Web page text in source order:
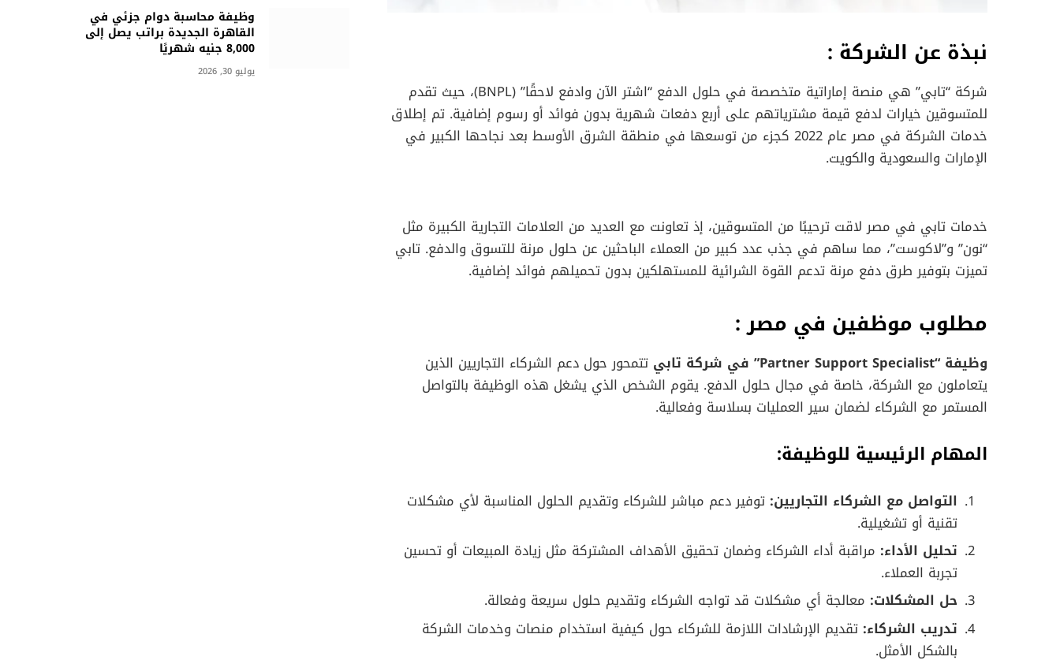
نبذة عن الشركة :
شركة “تابي” هي منصة إماراتية متخصصة في حلول الدفع “اشتر الآن وادفع لاحقًا” (BNPL)، حيث تقدم
للمتسوقين خيارات لدفع قيمة مشترياتهم على أربع دفعات شهرية بدون فوائد أو رسوم إضافية. تم إطلاق
خدمات الشركة في مصر عام 2022 كجزء من توسعها في منطقة الشرق الأوسط بعد نجاحها الكبير في
الإمارات والسعودية والكويت.
خدمات تابي في مصر لاقت ترحيبًا من المتسوقين، إذ تعاونت مع العديد من العلامات التجارية الكبيرة مثل
“نون” و”لاكوست”، مما ساهم في جذب عدد كبير من العملاء الباحثين عن حلول مرنة للتسوق والدفع. تابي
تميزت بتوفير طرق دفع مرنة تدعم القوة الشرائية للمستهلكين بدون تحميلهم فوائد إضافية.
مطلوب موظفين في مصر :
وظيفة “Partner Support Specialist” في شركة تابي
تتمحور حول دعم الشركاء التجاريين الذين
يتعاملون مع الشركة، خاصة في مجال حلول الدفع. يقوم الشخص الذي يشغل هذه الوظيفة بالتواصل
المستمر مع الشركاء لضمان سير العمليات بسلاسة وفعالية.
المهام الرئيسية للوظيفة:
التواصل مع الشركاء التجاريين: توفير دعم مباشر للشركاء وتقديم الحلول المناسبة لأي مشكلات
تقنية أو تشغيلية.
تحليل الأداء: مراقبة أداء الشركاء وضمان تحقيق الأهداف المشتركة مثل زيادة المبيعات أو تحسين
تجربة العملاء.
حل المشكلات: معالجة أي مشكلات قد تواجه الشركاء وتقديم حلول سريعة وفعالة.
تدريب الشركاء: تقديم الإرشادات اللازمة للشركاء حول كيفية استخدام منصات وخدمات الشركة
بالشكل الأمثل.
وظيفة محاسبة دوام جزئي في
القاهرة الجديدة براتب يصل إلى
8,000 جنيه شهريًا
يوليو 30, 2026